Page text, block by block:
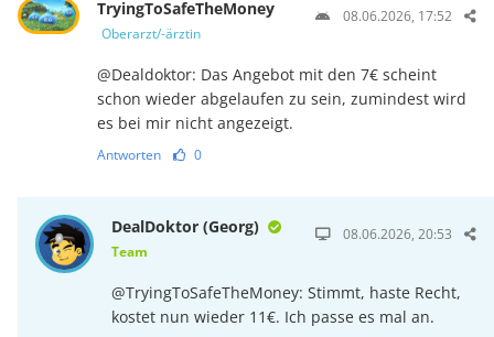
TryingToSafeTheMoney
Oberarzt/-ärztin
08.06.2026, 17:52
@Dealdoktor: Das Angebot mit den 7€ scheint
schon wieder abgelaufen zu sein, zumindest wird
es bei mir nicht angezeigt.
Antworten 0
DealDoktor (Georg)
Team
08.06.2026, 20:53
@TryingToSafeTheMoney: Stimmt, haste Recht,
kostet nun wieder 11€. Ich passe es mal an.